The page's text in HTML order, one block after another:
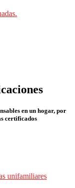
en un hogar, por
certificados
unifamiliares